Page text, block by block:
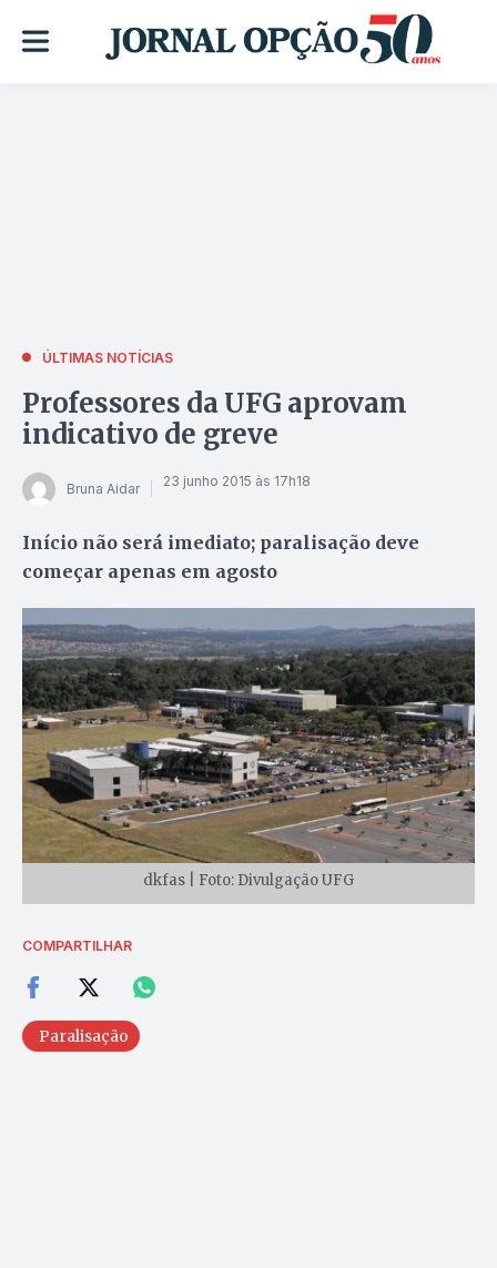
ÚLTIMAS NOTÍCIAS
Professores da UFG aprovam
indicativo de greve
Bruna Aidar 23 junho 2015 às 17h18
Início não será imediato; paralisação deve
começar apenas em agosto
dkfas | Foto: Divulgação UFG
COMPARTILHAR
Paralisação